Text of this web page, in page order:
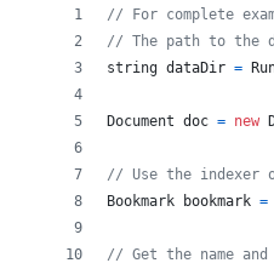
// For complete
// The path to the
string dataDir =
Document doc = new
// Use the indexer
Bookmark
bookmark =
// Get the name